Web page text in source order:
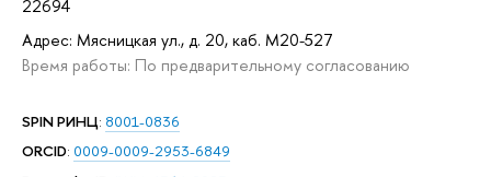
22694
Адрес: Мясницкая ул., д. 20, каб. М20-527
Время работы: По предварительному согласованию
SPIN РИНЦ: 8001-0836
ORCID: 0009-0009-2953-6849